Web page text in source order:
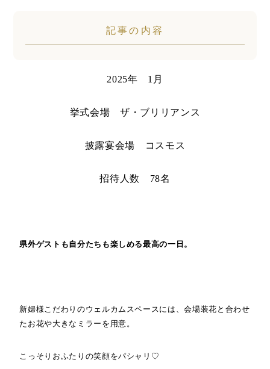
記事の内容
2025年 1月
挙式会場 ザ・ブリリアンス
披露宴会場 コスモス
招待人数 78名
県外ゲストも自分たちも楽しめる最高の一日。
新婦様こだわりのウェルカムスペースには、会場装花と合わせ
たお花や大きなミラーを用意。
こっそりおふたりの笑顔をパシャリ♡